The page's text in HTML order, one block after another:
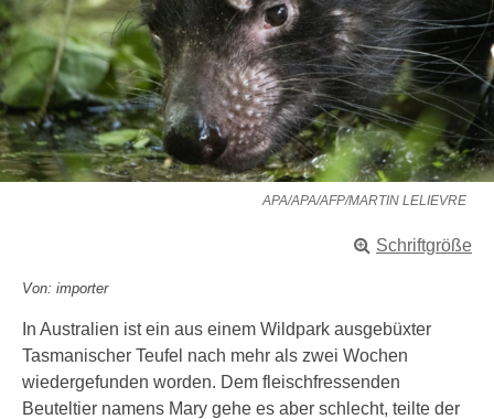
APA/APA/AFP/MARTIN LELIEVRE
Schriftgröße
Von: importer
In Australien ist ein aus einem Wildpark ausgebüxter
Tasmanischer Teufel nach mehr als zwei Wochen
wiedergefunden worden. Dem fleischfressenden
Beuteltier namens Mary gehe es aber schlecht, teilte der